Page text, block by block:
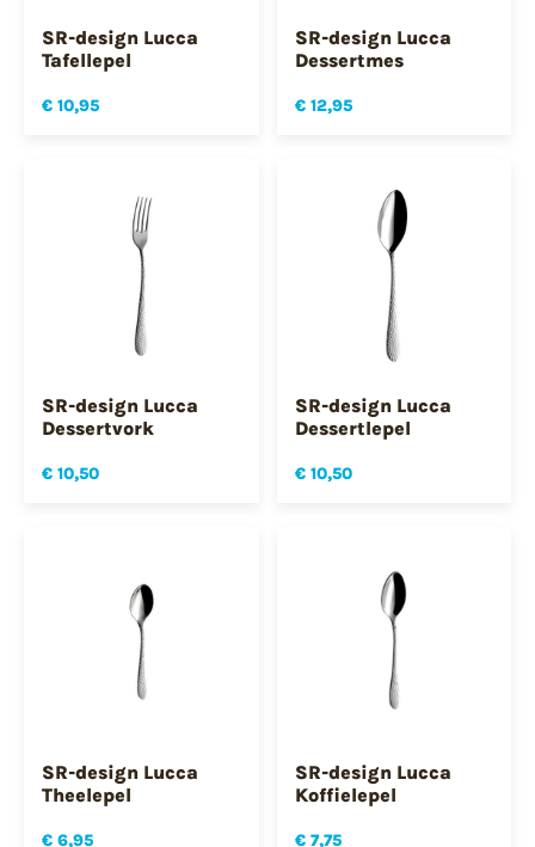
SR-design Lucca
Tafellepel
€ 10,95
SR-design Lucca
Dessertmes
€ 12,95
SR-design Lucca
Dessertvork
€ 10,50
SR-design Lucca
Dessertlepel
€ 10,50
SR-design Lucca
Theelepel
€ 6,95
SR-design Lucca
Koffielepel
€ 7,75